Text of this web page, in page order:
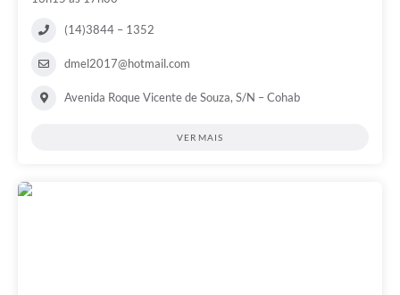
(14)3844 – 1352
dmel2017@hotmail.com
Avenida Roque Vicente de Souza, S/N – Cohab
VER MAIS